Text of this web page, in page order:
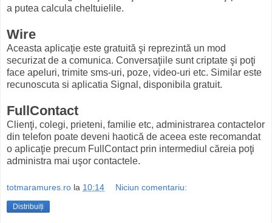
a putea calcula cheltuielile.
Wire
Aceasta aplicaţie este gratuită şi reprezintă un mod
securizat de a comunica. Conversaţiile sunt criptate şi poţi
face apeluri, trimite sms-uri, poze, video-uri etc. Similar este
recunoscuta si aplicatia Signal, disponibila gratuit.
FullContact
Clienţi, colegi, prieteni, familie etc, administrarea contactelor
din telefon poate deveni haotică de aceea este recomandat
o aplicaţie precum FullContact prin intermediul căreia poţi
administra mai uşor contactele.
totmaramures.ro la 10:14 Niciun comentariu:
Distribuiți